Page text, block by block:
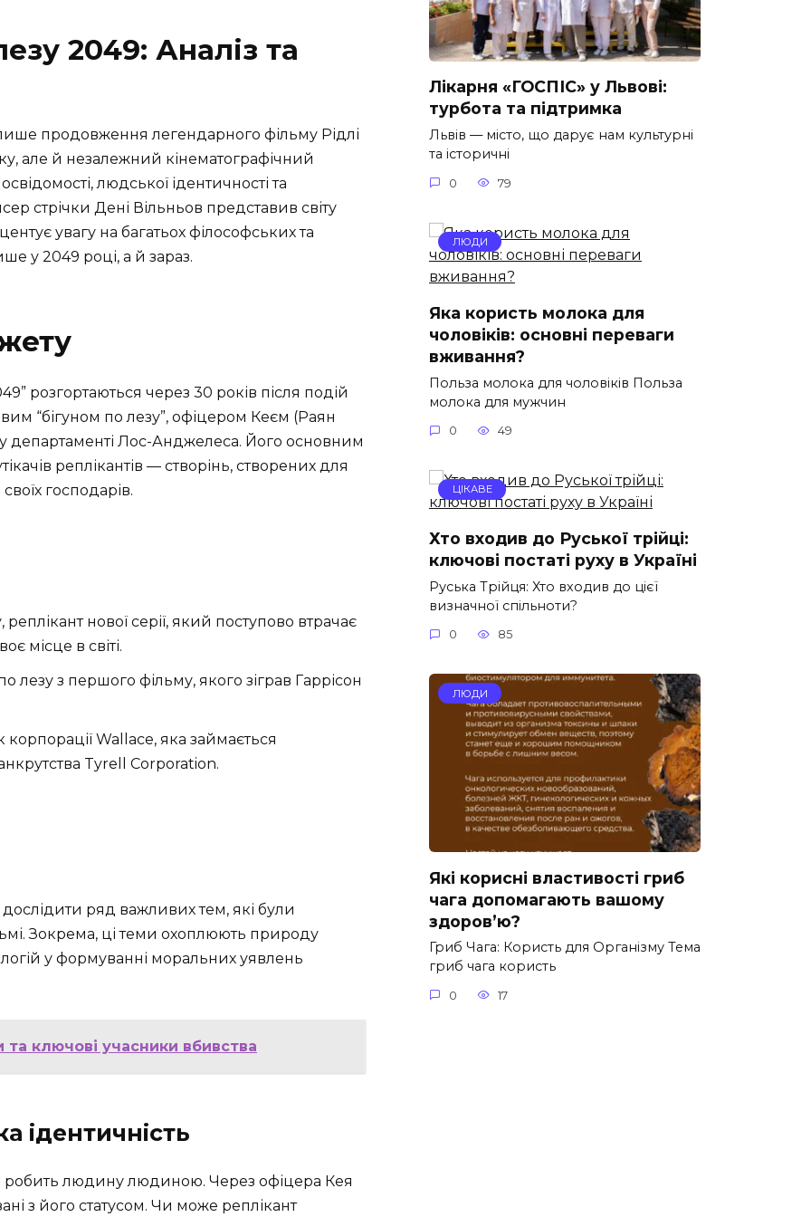
2049: Аналіз та
продовження легендарного фільму Рідлі
але й незалежний кінематографічний
людської ідентичності та
стрічки Дені Вільньов представив світу
увагу на багатьох філософських та
у 2049 році, а й зараз.
розгортаються через 30 років після подій
“бігуном по лезу”, офіцером Кеєм (Раян
департаменті Лос-Анджелеса. Його основним
реплікантів — створінь, створених для
господарів.
нової серії, який поступово втрачає
місце в світі.
лезу з першого фільму, якого зіграв Гаррісон
Wallace, яка займається
Tyrell Corporation.
дослідити ряд важливих тем, які були
Зокрема, ці теми охоплюють природу
у формуванні моральних уявлень
ключові учасники вбивства
ідентичність
людину людиною. Через офіцера Кея
з його статусом. Чи може реплікант
Лікарня «ГОСПІС» у Львові:
турбота та підтримка
Львів — місто, що дарує нам культурні
та історичні
0 79
ЛЮДИ
Яка користь молока для
чоловіків: основні переваги
вживання?
Польза молока для чоловіків Польза
молока для мужчин
0 49
ЦІКАВЕ
Хто входив до Руської трійці:
ключові постаті руху в Україні
Руська Трійця: Хто входив до цієї
визначної спільноти?
0 85
ЛЮДИ
Які корисні властивості гриб
чага допомагають вашому
здоров’ю?
Гриб Чага: Користь для Організму Тема
гриб чага користь
0 17